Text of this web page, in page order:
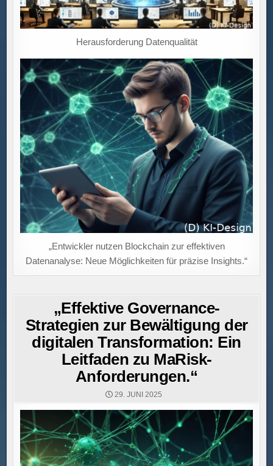
Herausforderung Datenqualität
„Entwickler nutzen Blockchain zur effektiven
Datenanalyse: Neue Möglichkeiten für präzise Insights.“
„Effektive Governance-
Strategien zur Bewältigung der
digitalen Transformation: Ein
Leitfaden zu MaRisk-
Anforderungen.“
29. JUNI 2025